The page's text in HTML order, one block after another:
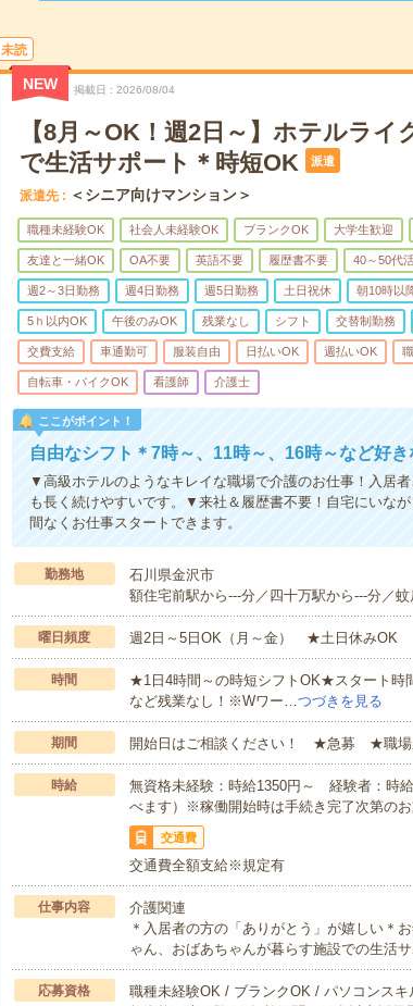
未読
NEW 掲載日 2026/08/04
【8月～OK！週2日～】ホテルラ
で生活サポート＊時短OK
派遣
派遣先 ＜シニア向けマンション＞
職種未経験OK 社会人未経験OK ブランクOK 大学生歓迎
友達と一緒OK OA不要 英語不要 履歴書不要 40～50代
週2～3日勤務 週4日勤務 週5日勤務 土日祝休 朝10時以
5ｈ以内OK 午後のみOK 残業なし シフト 交替制勤務
交費支給 車通勤可 服装自由 日払いOK 週払いOK
自転車・バイクOK 看護師 介護士
ここがポイント！
自由なシフト＊7時～、11時～、16時～など好
▼高級ホテルのようなキレイな職場で介護のお仕事！入居
も長く続けやすいです。▼来社＆履歴書不要！自宅にいな
間なくお仕事スタートできます。
勤務地
石川県金沢市
額住宅前駅から---分／四十万駅から---分／
曜日頻度 週2日～5日OK（月～金） ★土日休みOK
時間
★1日4時間～の時短シフトOK★スタート時
など残業なし！※Wワー…つづきを見る
期間 開始日はご相談ください！ ★急募 ★職場
時給
無資格未経験：時給1350円～ 経験者：時
べます）※稼働開始時は手続き完了次第のお
交通費
交通費全額支給※規定有
仕事内容
介護関連
＊入居者の方の「ありがとう」が嬉しい＊
ゃん、おばあちゃんが暮らす施設での生活
応募資格
職種未経験OK / ブランクOK / パソコンス